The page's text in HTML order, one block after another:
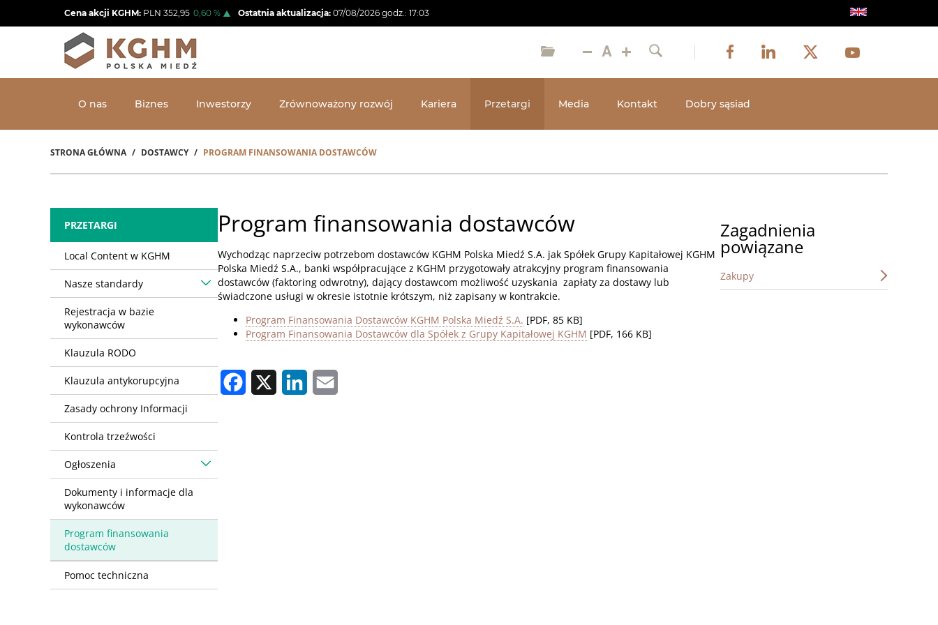
do
Cena akcji KGHM: PLN 352,95 0,60 % Ostatnia aktualizacja: 07/08/2026 godz.: 17:03
Szukaj
Social
media
Facebook
Obraz
LinkedIn
Obraz
Twitter
Obraz
Youtube
Obraz
O nas Biznes Inwestorzy Zrównoważony rozwój Kariera Przetargi Media Kontakt Dobry sąsiad
Ścieżka
STRONA GŁÓWNA DOSTAWCY PROGRAM FINANSOWANIA DOSTAWCÓW
Program finansowania dostawców
Wychodząc naprzeciw potrzebom dostawców KGHM Polska Miedź S.A. jak Spółek Grupy Kapitałowej KGHM
Polska Miedź S.A., banki współpracujące z KGHM przygotowały atrakcyjny program finansowania
dostawców (faktoring odwrotny), dający dostawcom możliwość uzyskania zapłaty za dostawy lub
świadczone usługi w okresie istotnie krótszym, niż zapisany w kontrakcie.
Program Finansowania Dostawców KGHM Polska Miedź S.A. [PDF, 85 KB]
Program Finansowania Dostawców dla Spółek z Grupy Kapitałowej KGHM [PDF, 166 KB]
Facebook LinkedIn
PRZETARGI
Local Content w KGHM
Nasze standardy
Rejestracja w bazie
wykonawców
Klauzula RODO
Klauzula antykorupcyjna
Zasady ochrony Informacji
Kontrola trzeźwości
Ogłoszenia
Dokumenty i informacje dla
wykonawców
Program finansowania
dostawców
Pomoc techniczna
Zagadnienia
powiązane
Zakupy